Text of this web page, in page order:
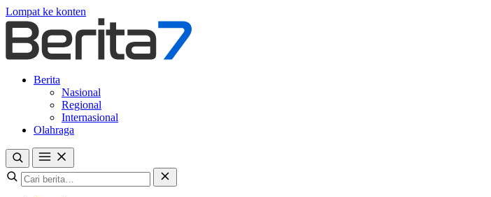
Lompat ke konten
Berita
Nasional
Regional
Internasional
Olahraga